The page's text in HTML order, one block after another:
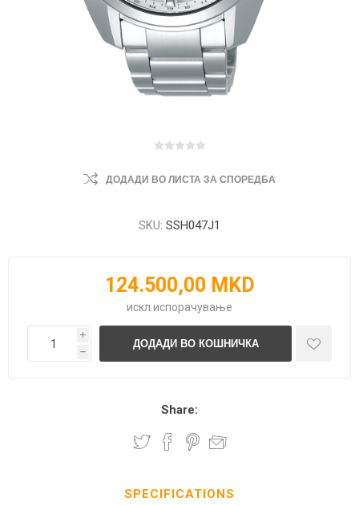
ДОДАДИ ВО ЛИСТА ЗА СПОРЕДБА
SKU: SSH047J1
124.500,00 MKD
искл. испорачување
i
h
Share:
SPECIFICATIONS